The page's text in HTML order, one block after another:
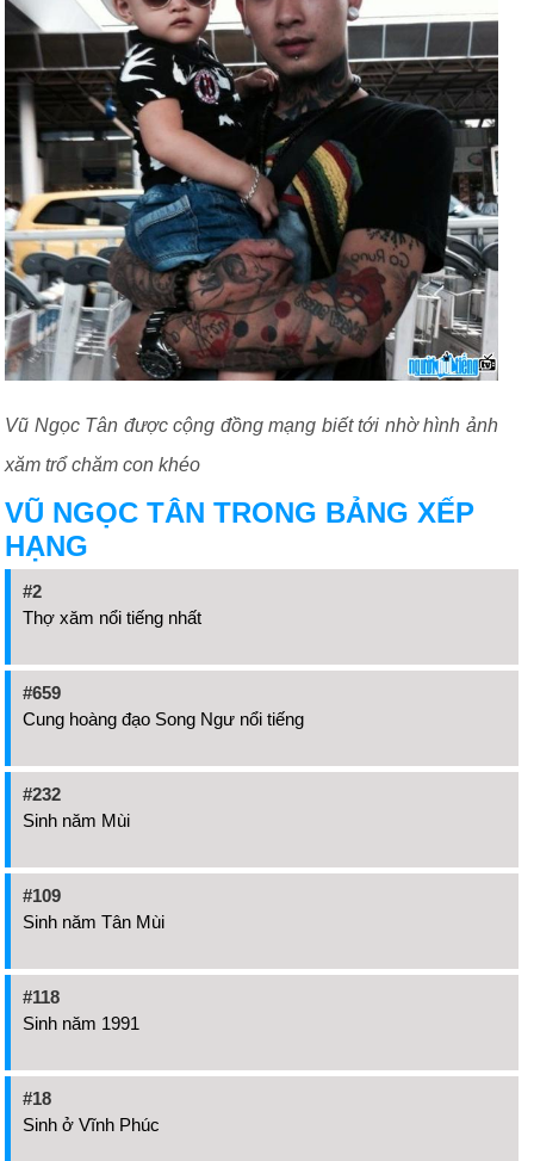
Vũ Ngọc Tân được cộng đồng mạng biết tới nhờ hình ảnh
xăm trổ chăm con khéo
VŨ NGỌC TÂN TRONG BẢNG XẾP
HẠNG
#2
Thợ xăm nổi tiếng nhất
#659
Cung hoàng đạo Song Ngư nổi tiếng
#232
Sinh năm Mùi
#109
Sinh năm Tân Mùi
#118
Sinh năm 1991
#18
Sinh ở Vĩnh Phúc